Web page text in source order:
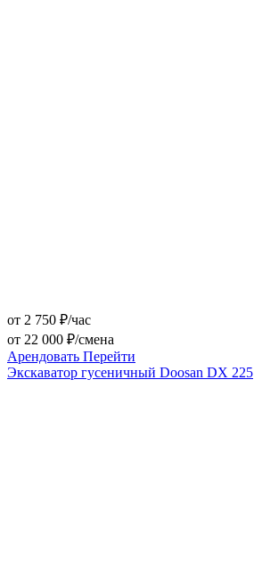
от 2 750 ₽/час
от 22 000 ₽/смена
Арендовать Перейти
Экскаватор гусеничный Doosan DX 225